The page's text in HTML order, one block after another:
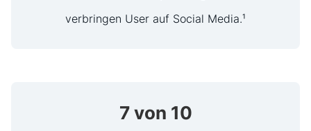
verbringen User auf Social Media.¹
7von 10